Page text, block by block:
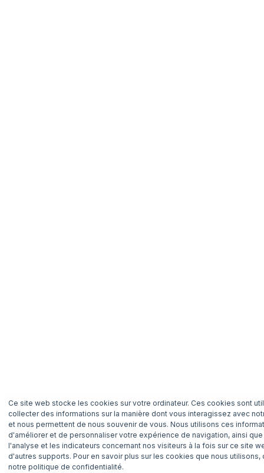
Ce site web stocke les cookies sur votre ordinateur. Ces cookies sont
collecter des informations sur la manière dont vous interagissez avec
et nous permettent de nous souvenir de vous. Nous utilisons ces
d'améliorer et de personnaliser votre expérience de navigation, ainsi
l'analyse et les indicateurs concernant nos visiteurs à la fois sur ce site
d'autres supports. Pour en savoir plus sur les cookies que nous utilisons,
notre politique de confidentialité.